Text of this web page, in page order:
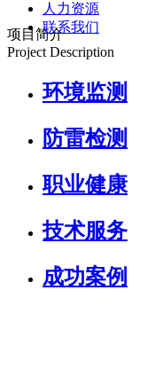
人力资源
联系我们
项目简介
Project Description
环境监测
防雷检测
职业健康
技术服务
成功案例